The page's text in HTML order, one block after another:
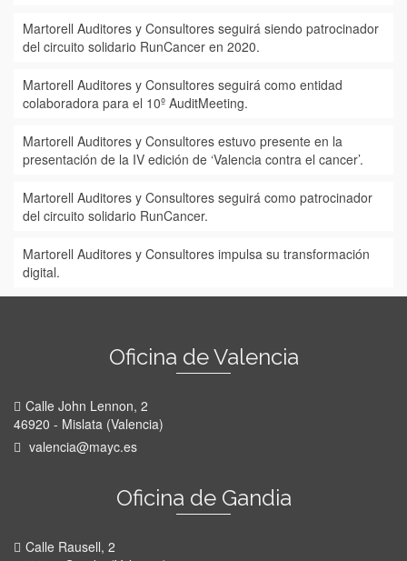
Martorell Auditores y Consultores seguirá siendo patrocinador
del circuito solidario RunCancer en 2020.
Martorell Auditores y Consultores seguirá como entidad
colaboradora para el 10º AuditMeeting.
Martorell Auditores y Consultores estuvo presente en la
presentación de la IV edición de ‘Valencia contra el cancer’.
Martorell Auditores y Consultores seguirá como patrocinador
del circuito solidario RunCancer.
Martorell Auditores y Consultores impulsa su transformación
digital.
Oficina de Valencia
Calle John Lennon, 2
46920 - Mislata (Valencia)
valencia@mayc.es
Oficina de Gandia
Calle Rausell, 2